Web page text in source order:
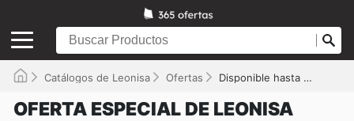
Catálogos de Leonisa Ofertas Disponible hasta el 31/05/2026
OFERTA ESPECIAL DE LEONISA